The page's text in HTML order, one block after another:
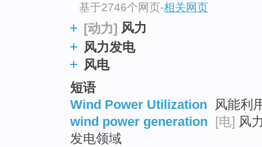
基于2746个网页-相关网页
[动力] 风力
风力发电
风电
短语
Wind Power Utilization
风能利
wind power generation [电] 风
发电领域